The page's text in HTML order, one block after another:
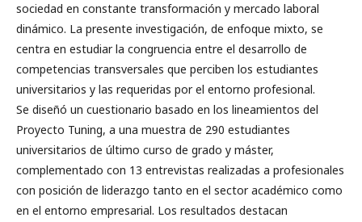
sociedad en constante transformación y mercado laboral
dinámico. La presente investigación, de enfoque mixto, se
centra en estudiar la congruencia entre el desarrollo de
competencias transversales que perciben los estudiantes
universitarios y las requeridas por el entorno profesional.
Se diseñó un cuestionario basado en los lineamientos del
Proyecto Tuning, a una muestra de 290 estudiantes
universitarios de último curso de grado y máster,
complementado con 13 entrevistas realizadas a profesionales
con posición de liderazgo tanto en el sector académico como
en el entorno empresarial. Los resultados destacan